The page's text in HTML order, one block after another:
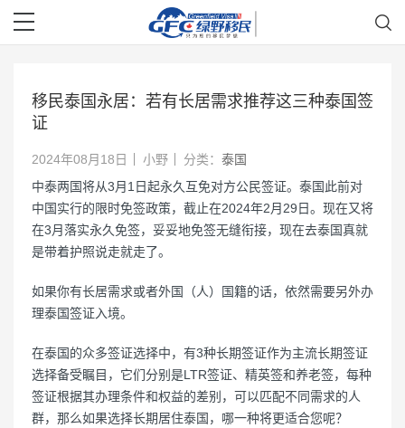
移民泰国永居：若有长居需求推荐这三种泰国签
证
2024年08月18日 小野 分类： 泰国
中泰两国将从3月1日起永久互免对方公民签证。泰国此前对
中国实行的限时免签政策，截止在2024年2月29日。现在又将
在3月落实永久免签，妥妥地免签无缝衔接，现在去泰国真就
是带着护照说走就走了。
如果你有长居需求或者外国（人）国籍的话，依然需要另外办
理泰国签证入境。
在泰国的众多签证选择中，有3种长期签证作为主流长期签证
选择备受瞩目，它们分别是LTR签证、精英签和养老签，每种
签证根据其办理条件和权益的差别，可以匹配不同需求的人
群，那么如果选择长期居住泰国，哪一种将更适合您呢？